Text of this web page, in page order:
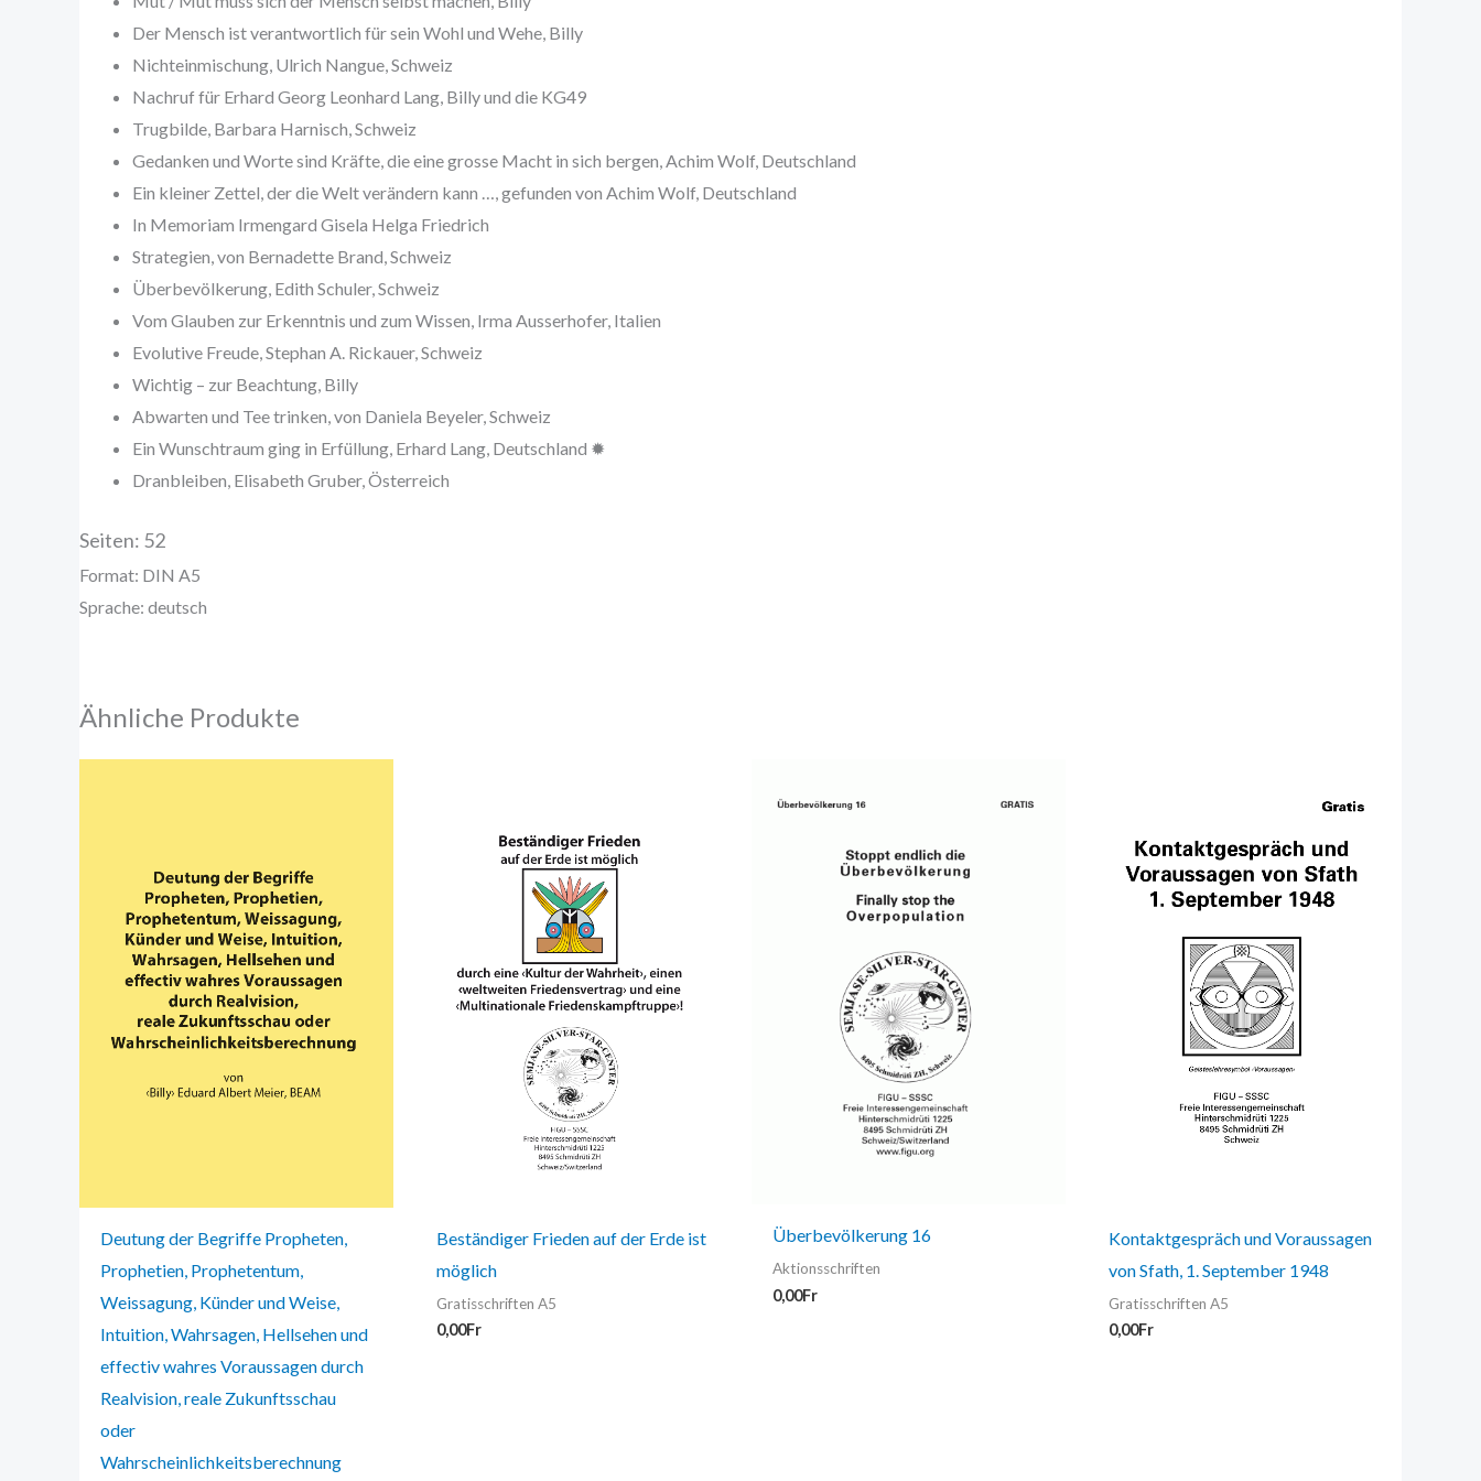
Der Mensch ist verantwortlich für sein Wohl und Wehe, Billy
Nichteinmischung, Ulrich Nangue, Schweiz
Nachruf für Erhard Georg Leonhard Lang, Billy und die KG49
Trugbilde, Barbara Harnisch, Schweiz
Gedanken und Worte sind Kräfte, die eine grosse Macht in sich bergen, Achim Wolf, Deutschland
Ein kleiner Zettel, der die Welt verändern kann …, gefunden von Achim Wolf, Deutschland
In Memoriam Irmengard Gisela Helga Friedrich
Strategien, von Bernadette Brand, Schweiz
Überbevölkerung, Edith Schuler, Schweiz
Vom Glauben zur Erkenntnis und zum Wissen, Irma Ausserhofer, Italien
Evolutive Freude, Stephan A. Rickauer, Schweiz
Wichtig – zur Beachtung, Billy
Abwarten und Tee trinken, von Daniela Beyeler, Schweiz
Ein Wunschtraum ging in Erfüllung, Erhard Lang, Deutschland ✹
Dranbleiben, Elisabeth Gruber, Österreich
Seiten: 52
Format: DIN A5
Sprache: deutsch
Ähnliche Produkte
Deutung der Begriffe Propheten,
Prophetien, Prophetentum,
Weissagung, Künder und Weise,
Intuition, Wahrsagen, Hellsehen und
effectiv wahres Voraussagen durch
Realvision, reale Zukunftsschau
oder
Wahrscheinlichkeitsberechnung
Beständiger Frieden auf der Erde ist
möglich
Gratisschriften A5
0,00Fr
Überbevölkerung 16
Aktionsschriften
0,00Fr
Kontaktgespräch und Voraussagen
von Sfath, 1. September 1948
Gratisschriften A5
0,00Fr